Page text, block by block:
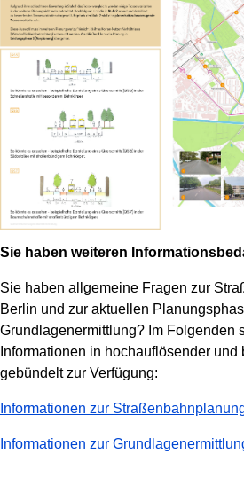
Sie haben weiteren
Sie haben allgemeine Fragen zur
Berlin und zur aktuellen
Grundlagenermittlung? Im Folgenden
Informationen in hochauflösender und
gebündelt zur Verfügung:
Informationen zur
Informationen zur